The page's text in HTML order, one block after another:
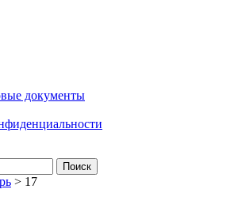
документы
> 17